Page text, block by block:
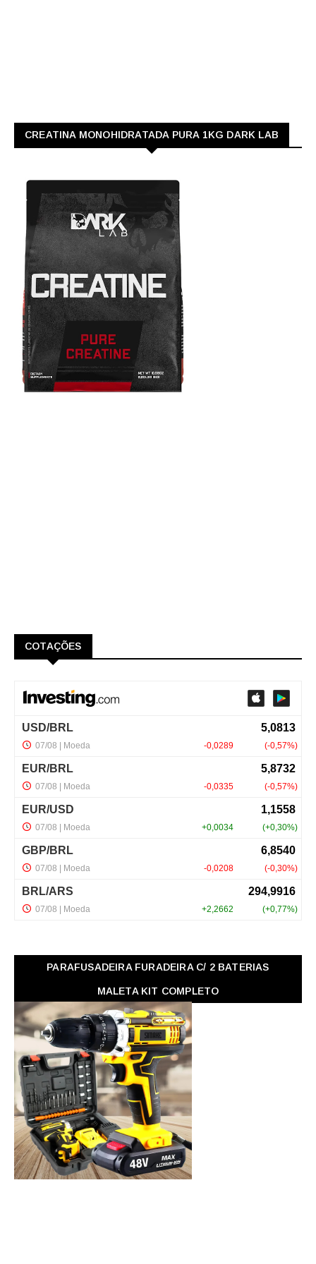
CREATINA MONOHIDRATADA PURA 1KG DARK LAB
COTAÇÕES
PARAFUSADEIRA FURADEIRA C/ 2 BATERIAS
MALETA KIT COMPLETO